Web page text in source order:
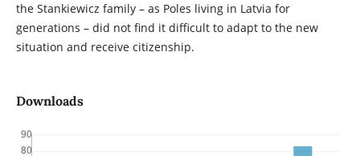
the Stankiewicz family – as Poles living in Latvia for
generations – did not find it difficult to adapt to the new
situation and receive citizenship.
Downloads